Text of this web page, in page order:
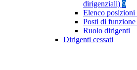
dirigenziali) 9
Elenco
Posti di
Ruolo dirigenti
Dirigenti cessati